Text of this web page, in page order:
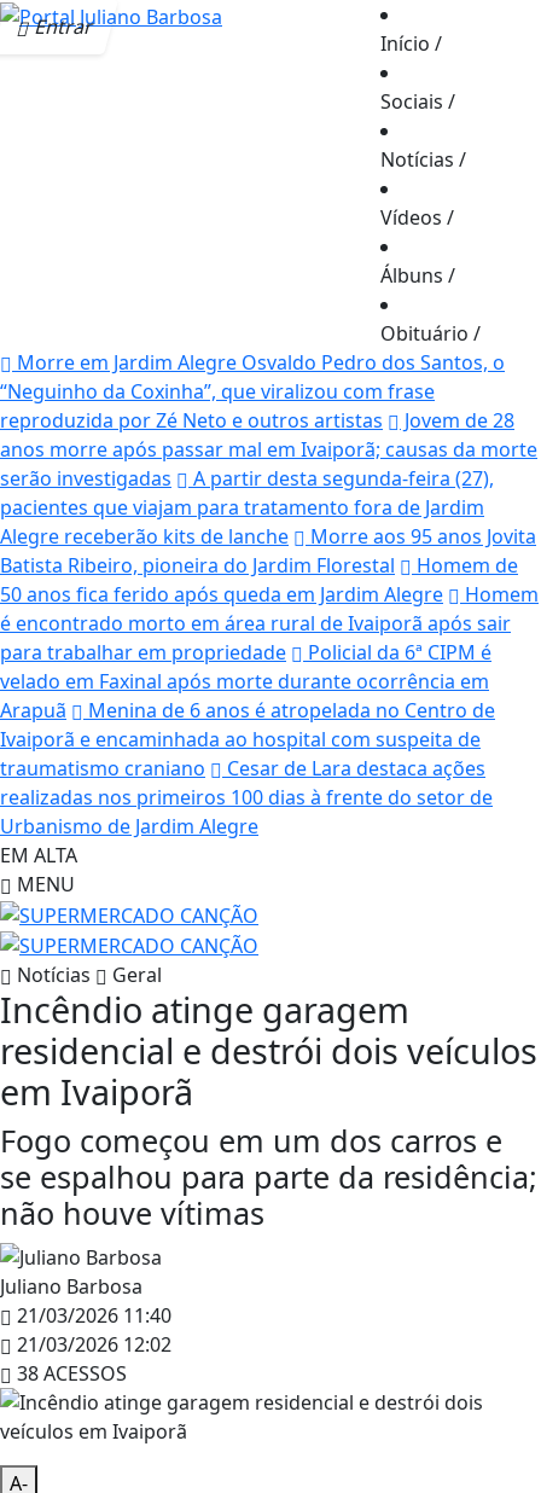
Entrar
Início /
Sociais /
Notícias /
Vídeos /
Álbuns /
Obituário /
Morre em Jardim Alegre Osvaldo Pedro dos Santos, o
“Neguinho da Coxinha”, que viralizou com frase
reproduzida por Zé Neto e outros artistas
Jovem de 28
anos morre após passar mal em Ivaiporã; causas da morte
serão investigadas
A partir desta segunda-feira (27),
pacientes que viajam para tratamento fora de Jardim
Alegre receberão kits de lanche
Morre aos 95 anos Jovita
Batista Ribeiro, pioneira do Jardim Florestal
Homem de
50 anos fica ferido após queda em Jardim Alegre
Homem
é encontrado morto em área rural de Ivaiporã após sair
para trabalhar em propriedade
Policial da 6ª CIPM é
velado em Faxinal após morte durante ocorrência em
Arapuã
Menina de 6 anos é atropelada no Centro de
Ivaiporã e encaminhada ao hospital com suspeita de
traumatismo craniano
Cesar de Lara destaca ações
realizadas nos primeiros 100 dias à frente do setor de
Urbanismo de Jardim Alegre
EM ALTA
MENU
Notícias Geral
Incêndio atinge garagem
residencial e destrói dois veículos
em Ivaiporã
Fogo começou em um dos carros e
se espalhou para parte da residência;
não houve vítimas
Juliano Barbosa
21/03/2026 11:40
21/03/2026 12:02
38 ACESSOS
A-